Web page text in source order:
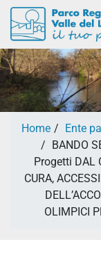
Home Ente
BANDO
Progetti DAL
CURA,
OLIMPICI